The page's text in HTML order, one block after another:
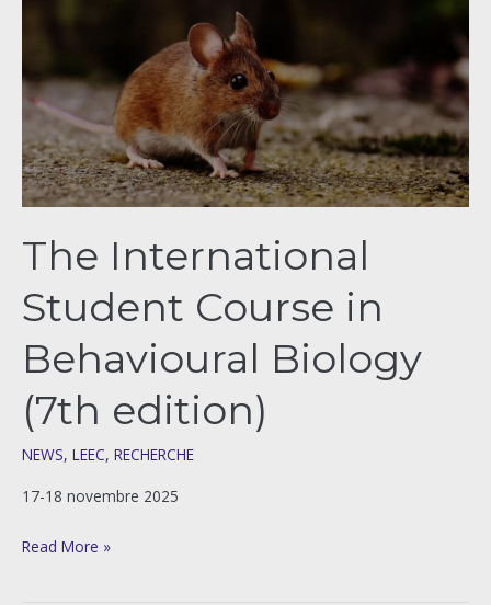
The International
Student Course in
Behavioural Biology
(7th edition)​
NEWS, LEEC, RECHERCHE
17-18 novembre 2025
Student
in
Behavioural
Biology
(7th
edition)​
Read More »